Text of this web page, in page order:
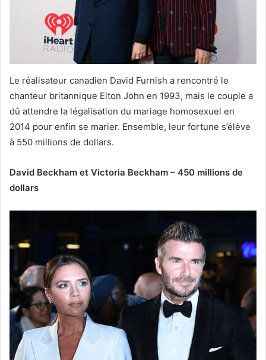
Le réalisateur canadien David Furnish a rencontré le
chanteur britannique Elton John en 1993, mais le couple a
dû attendre la légalisation du mariage homosexuel en
2014 pour enfin se marier. Ensemble, leur fortune s’élève
à 550 millions de dollars.
David Beckham et Victoria Beckham – 450 millions de
dollars